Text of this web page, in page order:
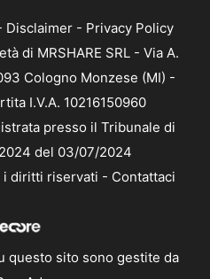
Disclaimer - Privacy Policy
di MRSHARE SRL - Via A.
Cologno Monzese (MI) -
I.V.A. 10216150960
presso il Tribunale di
del 03/07/2024
diritti riservati - Contattaci
questo sito sono gestite da